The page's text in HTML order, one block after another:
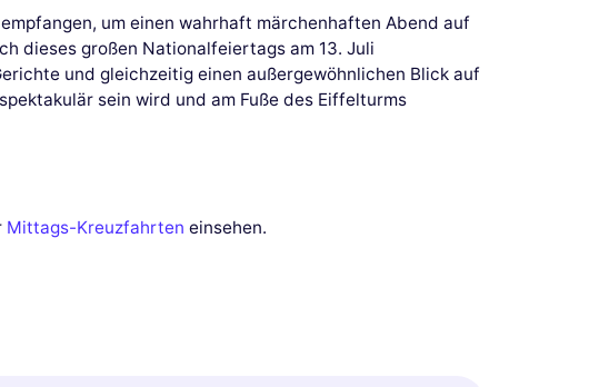
um einen wahrhaft märchenhaften Abend auf
dieses großen Nationalfeiertags am 13. Juli
und gleichzeitig einen außergewöhnlichen Blick auf
sein wird und am Fuße des Eiffelturms
Mittags-Kreuzfahrten einsehen.